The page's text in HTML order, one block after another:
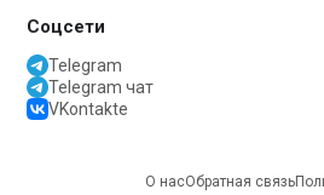
Соцсети
Telegram
Telegram чат
VKontakte
О насОбратная связь